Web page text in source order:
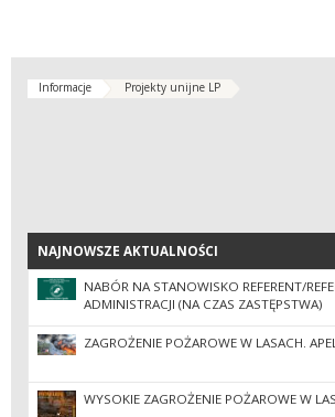
Informacje Projekty unijne LP
NAJNOWSZE AKTUALNOŚCI
NAJNOWSZE AKTUALNOŚCI
NABÓR NA STANOWISKO REFERENT/
ADMINISTRACJI (NA CZAS ZASTĘPSTWA)
ZAGROŻENIE POŻAROWE W LASACH.
WYSOKIE ZAGROŻENIE POŻAROWE W